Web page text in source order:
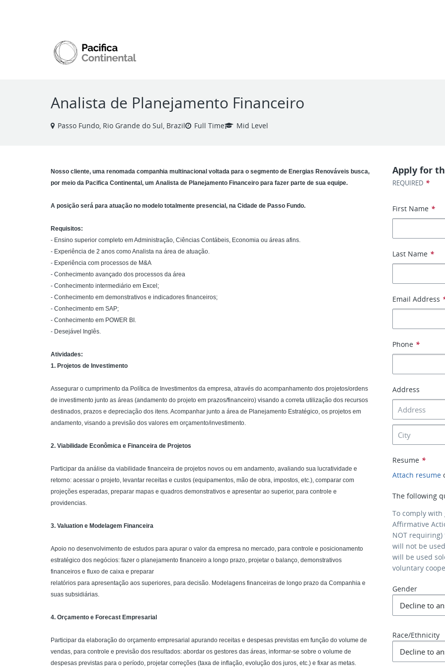
Analista de Planejamento Financeiro
Passo Fundo, Rio Grande do Sul, Brazil Full Time Mid Level
Nosso cliente, uma renomada companhia multinacional voltada para o segmento de Energias Renováveis busca,
por meio da Pacifica Continental, um Analista de Planejamento Financeiro para fazer parte de sua equipe.
A posição será para atuação no modelo totalmente presencial, na Cidade de Passo Fundo.
Requisitos:
- Ensino superior completo em Administração, Ciências Contábeis, Economia ou áreas afins.
- Experiência de 2 anos como Analista na área de atuação.
- Experiência com processos de M&A
- Conhecimento avançado dos processos da área
- Conhecimento intermediário em Excel;
- Conhecimento em demonstrativos e indicadores financeiros;
- Conhecimento em SAP;
- Conhecimento em POWER BI.
- Desejável Inglês.
Atividades:
1. Projetos de Investimento
Assegurar o cumprimento da Política de Investimentos da empresa, através do acompanhamento dos projetos/ordens
de investimento junto as áreas (andamento do projeto em prazos/financeiro) visando a correta utilização dos recursos
destinados, prazos e depreciação dos itens. Acompanhar junto a área de Planejamento Estratégico, os projetos em
andamento, visando a previsão dos valores em orçamento/investimento.
2. Viabilidade Econômica e Financeira de Projetos
Participar da análise da viabilidade financeira de projetos novos ou em andamento, avaliando sua lucratividade e
retorno: acessar o projeto, levantar receitas e custos (equipamentos, mão de obra, impostos, etc.), comparar com
projeções esperadas, preparar mapas e quadros demonstrativos e apresentar ao superior, para controle e
providencias.
3. Valuation e Modelagem Financeira
Apoio no desenvolvimento de estudos para apurar o valor da empresa no mercado, para controle e posicionamento
estratégico dos negócios: fazer o planejamento financeiro a longo prazo, projetar o balanço, demonstrativos
financeiros e fluxo de caixa e preparar
relatórios para apresentação aos superiores, para decisão. Modelagens financeiras de longo prazo da Companhia e
suas subsidiárias.
4. Orçamento e Forecast Empresarial
Participar da elaboração do orçamento empresarial apurando receitas e despesas previstas em função do volume de
vendas, para controle e previsão dos resultados: abordar os gestores das áreas, informar-se sobre o volume de
despesas previstas para o período, projetar correções (taxa de inflação, evolução dos juros, etc.) e fixar as metas.
Apply for
REQUIRED *
First Name *
Last Name *
Email Address
Phone *
Address
Resume *
Attach resume
The following
To comply
Affirmative
NOT
will not be
will be used
voluntary
Gender
Race/Ethnicity